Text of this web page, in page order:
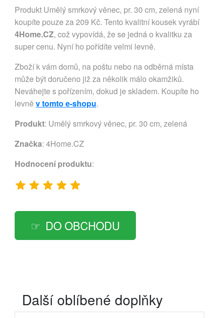
Produkt Umělý smrkový věnec, pr. 30 cm, zelená nyní
koupíte pouze za 209 Kč. Tento kvalitní kousek vyrábí
4Home.CZ, což vypovídá, že se jedná o kvalitku za
super cenu. Nyní ho pořídíte velmi levně.
Zboží k vám domů, na poštu nebo na odběrná místa
může být doručeno již za několik málo okamžiků.
Neváhejte s pořízením, dokud je skladem. Koupíte ho
levně v tomto e-shopu.
Produkt: Umělý smrkový věnec, pr. 30 cm, zelená
Značka: 4Home.CZ
Hodnocení produktu:
DO OBCHODU
Další oblíbené doplňky